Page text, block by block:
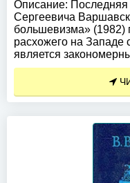
Описание: Последняя
Сергеевича
большевизма»
расхожего на Западе
является